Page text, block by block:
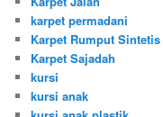
karpet permadani
Karpet Rumput Sintetis
Karpet Sajadah
kursi
kursi anak